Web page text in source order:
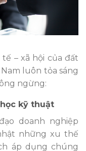
– xã hội của đất
luôn tỏa sáng
ngừng:
kỹ thuật
doanh nghiệp
những xu thế
áp dụng chúng